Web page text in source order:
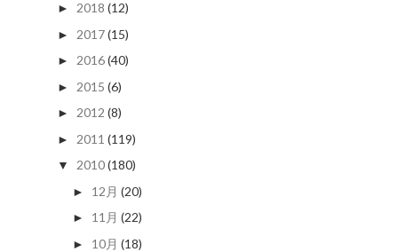
► 2018 (12)
► 2017(15)
► 2016(40)
► 2015 (6)
► 2012 (8)
► 2011 (119)
▼ 2010(180)
► 12月 (20)
► 11月 (22)
► 10月 (18)